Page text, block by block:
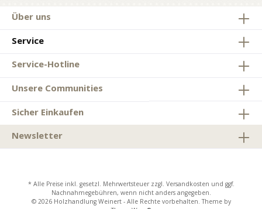
Über uns
Service
Service-Hotline
Unsere Communities
Sicher Einkaufen
Newsletter
* Alle Preise inkl. gesetzl. Mehrwertsteuer zzgl. Versandkosten und ggf.
Nachnahmegebühren, wenn nicht anders angegeben.
© 2026 Holzhandlung Weinert - Alle Rechte vorbehalten. Theme by